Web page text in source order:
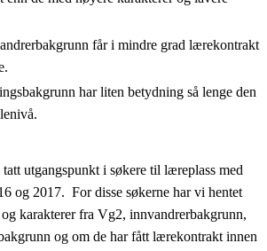
får i mindre grad lærekontrakt
har liten betydning så lenge den
utgangspunkt i søkere til læreplass med
og 2017. For disse søkerne har vi hentet
karakterer fra Vg2, innvandrerbakgrunn,
og om de har fått lærekontrakt innen